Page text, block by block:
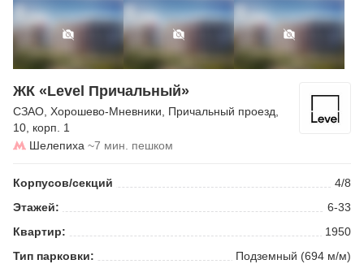
ЖК «Level Причальный»
СЗАО, Хорошево-Мневники, Причальный проезд,
10, корп. 1
Шелепиха ~7 мин. пешком
Корпусов/секций
4/8
Этажей:
6-33
Квартир:
1950
Тип парковки:
Подземный (694 м/м)